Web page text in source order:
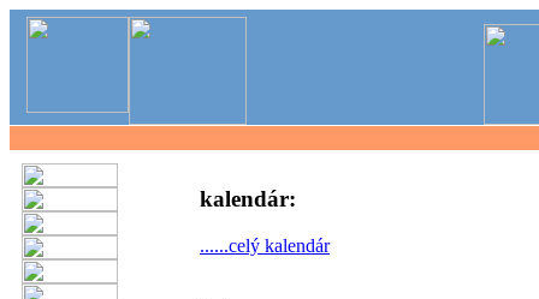
kalendár:
......celý kalendár